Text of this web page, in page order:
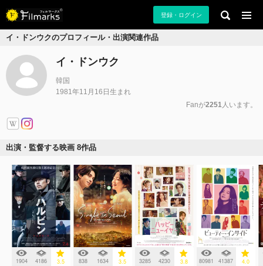
登録・ログイン
イ・ドンウクのプロフィール・出演関連作品
イ・ドンウク
韓国
1981年11月16日生まれ
Fanが2251人います。
出演・監督する映画 8作品
1904 4186 3.5 838 1634 3.5 3285 4230 3.8 80981 41387 4.0